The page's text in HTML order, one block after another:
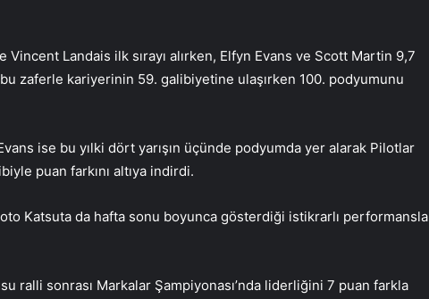
Landais ilk sırayı alırken, Elfyn Evans ve Scott Martin 9,7
zaferle kariyerinin 59. galibiyetine ulaşırken 100. podyumunu
ise bu yılki dört yarışın üçünde podyumda yer alarak Pilotlar
puan farkını altıya indirdi.
Katsuta da hafta sonu boyunca gösterdiği istikrarlı performansla
ralli sonrası Markalar Şampiyonası’nda liderliğini 7 puan farkla